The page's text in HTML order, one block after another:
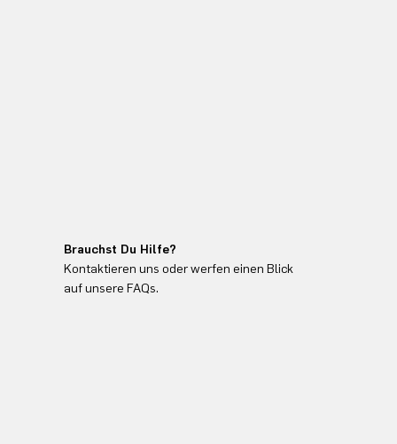
Brauchst Du Hilfe?
Kontaktieren uns oder werfen einen Blick
auf unsere FAQs.